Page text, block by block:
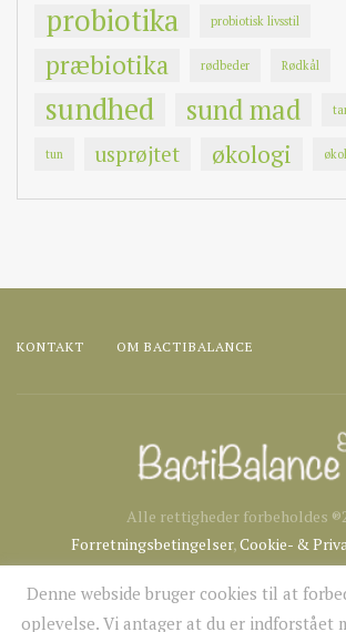
probiotika probiotisk livsstil
præbiotika rødbeder Rødkål
sundhed sund mad
tun usprøjtet økologi
KONTAKT OM BACTIBALANCE
Alle rettigheder forbeholdes
Forretningsbetingelser, Cookie- &
Denne webside bruger cookies til at
oplevelse. Vi antager at du er indforstået